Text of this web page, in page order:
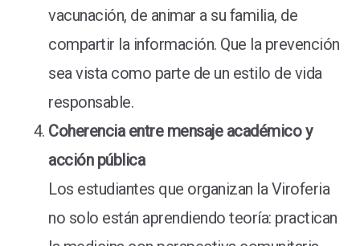
vacunación, de animar a su familia, de
compartir la información. Que la prevención
sea vista como parte de un estilo de vida
responsable.
Coherencia entre mensaje académico y
acción pública
Los estudiantes que organizan la Viroferia
no solo están aprendiendo teoría: practican